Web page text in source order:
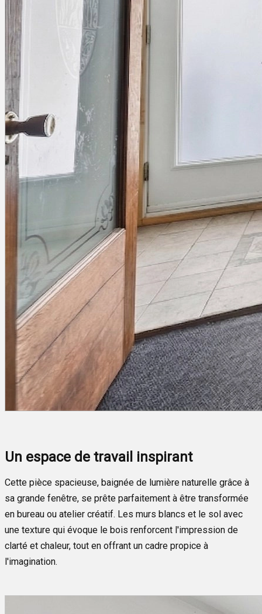
Un espace de travail inspirant
Cette pièce spacieuse, baignée de lumière naturelle grâce à
sa grande fenêtre, se prête parfaitement à être transformée
en bureau ou atelier créatif. Les murs blancs et le sol avec
une texture qui évoque le bois renforcent l'impression de
clarté et chaleur, tout en offrant un cadre propice à
l'imagination.